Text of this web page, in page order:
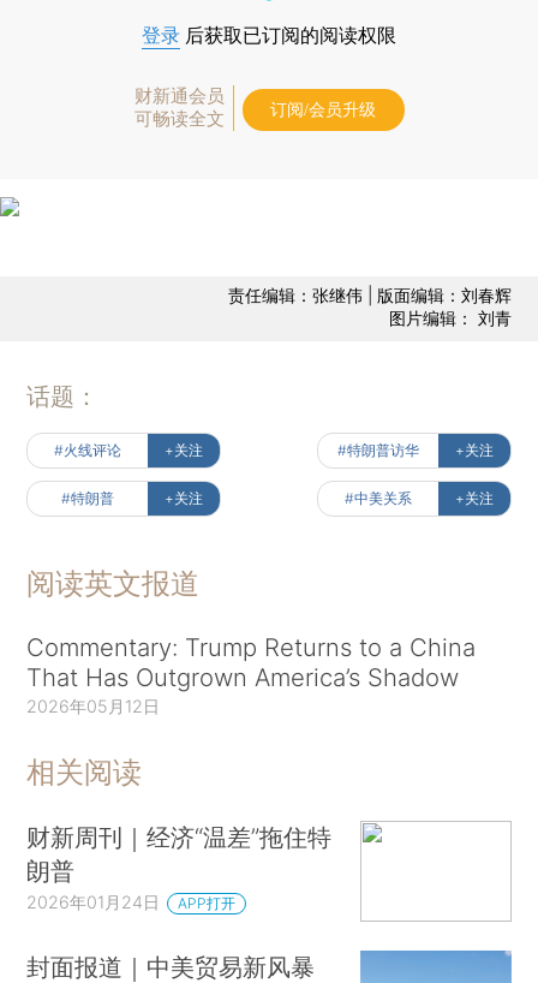
登录 后获取已订阅的阅读权限
财新通会员
可畅读全文
订阅/会员升级
责任编辑：张继伟 | 版面编辑：刘春辉
图片编辑： 刘青
话题：
#火线评论 +关注 #特朗普访华 +关注
#特朗普 +关注 #中美关系 +关注
阅读英文报道
Commentary: Trump Returns to a China
That Has Outgrown America’s Shadow
2026年05月12日
相关阅读
财新周刊｜经济“温差”拖住特
朗普
2026年01月24日 APP打开
封面报道｜中美贸易新风暴